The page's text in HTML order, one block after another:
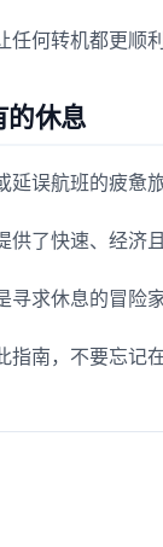
何转机都更顺利
的休息
误航班的疲惫
了快速、经济
求休息的冒险
指南，不要忘记